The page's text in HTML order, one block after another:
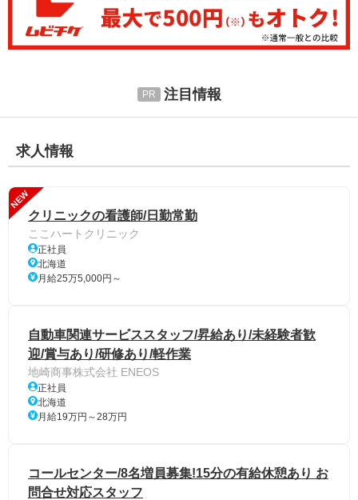
注目情報
求人情報
NEW
クリニックの看護師/日勤常勤
ここハートクリニック
正社員
北海道
月給25万5,000円～
自動車関連サービススタッフ/昇給あり/未経験者歓
迎/賞与あり/研修あり/軽作業
地崎商事株式会社 ENEOS
正社員
北海道
月給19万円～28万円
コールセンター/8名増員募集!15分の有給休憩あり お
問合せ対応スタッフ